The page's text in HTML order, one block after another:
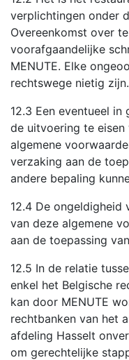
verplichtingen onder
Overeenkomst over
voorafgaandelijke
MENUTE. Elke
rechtswege nietig zijn.
12.3 Een eventueel in
de uitvoering te eisen
algemene
verzaking aan de
andere bepaling
12.4 De ongeldigheid
van deze algemene
aan de toepassing
12.5 In de relatie
enkel het Belgische
kan door MENUTE
rechtbanken van het
afdeling Hasselt
om gerechtelijke